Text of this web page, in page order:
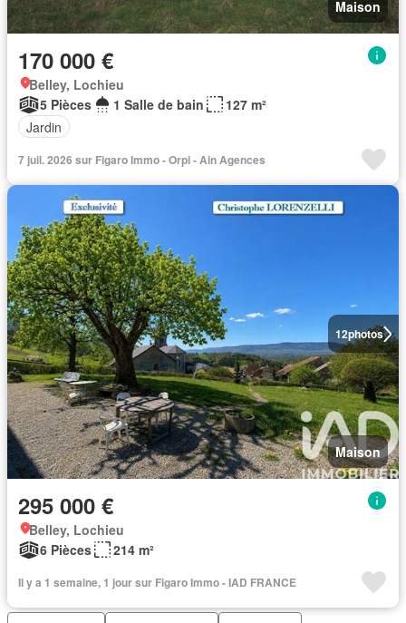
Maison
170 000 €
Belley, Lochieu
5 Pièces
1 Salle de bain
127 m²
Jardin
7 juil. 2026 sur Figaro Immo - Orpi - Ain Agences
12photos
Maison
295 000 €
Belley, Lochieu
6 Pièces
214 m²
Il y a 1 semaine, 1 jour sur Figaro Immo - IAD FRANCE